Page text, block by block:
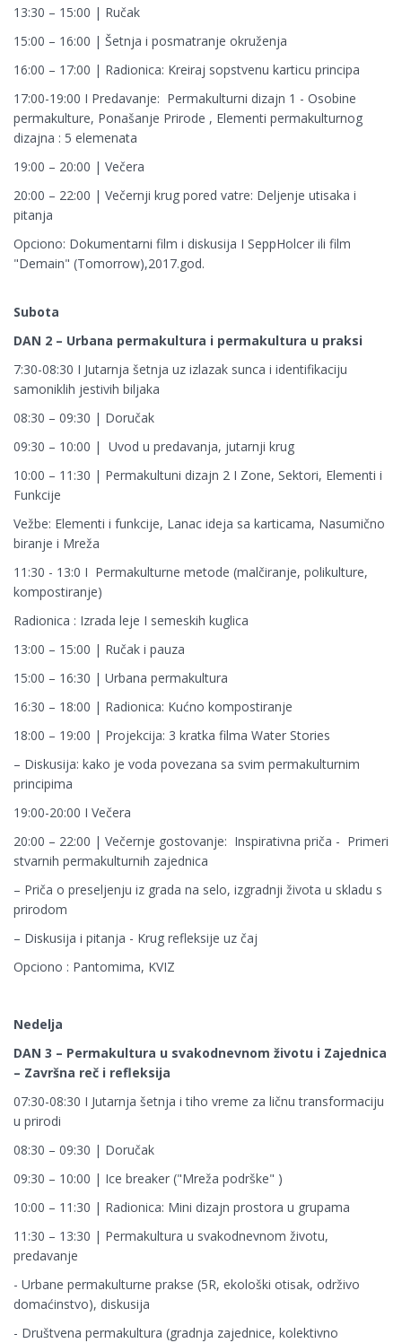
13:30 – 15:00 | Ručak
15:00 – 16:00 | Šetnja i posmatranje okruženja
16:00 – 17:00 | Radionica: Kreiraj sopstvenu karticu principa
17:00-19:00 I Predavanje: Permakulturni dizajn 1 - Osobine
permakulture, Ponašanje Prirode , Elementi permakulturnog
dizajna : 5 elemenata
19:00 – 20:00 | Večera
20:00 – 22:00 | Večernji krug pored vatre: Deljenje utisaka i
pitanja
Opciono: Dokumentarni film i diskusija I SeppHolcer ili film
"Demain" (Tomorrow),2017.god.
Subota
DAN 2 – Urbana permakultura i permakultura u praksi
7:30-08:30 I Jutarnja šetnja uz izlazak sunca i identifikaciju
samoniklih jestivih biljaka
08:30 – 09:30 | Doručak
09:30 – 10:00 | Uvod u predavanja, jutarnji krug
10:00 – 11:30 | Permakultuni dizajn 2 I Zone, Sektori, Elementi i
Funkcije
Vežbe: Elementi i funkcije, Lanac ideja sa karticama, Nasumično
biranje i Mreža
11:30 - 13:0 I Permakulturne metode (malčiranje, polikulture,
kompostiranje)
Radionica : Izrada leje I semeskih kuglica
13:00 – 15:00 | Ručak i pauza
15:00 – 16:30 | Urbana permakultura
16:30 – 18:00 | Radionica: Kućno kompostiranje
18:00 – 19:00 | Projekcija: 3 kratka filma Water Stories
– Diskusija: kako je voda povezana sa svim permakulturnim
principima
19:00-20:00 I Večera
20:00 – 22:00 | Večernje gostovanje: Inspirativna priča - Primeri
stvarnih permakulturnih zajednica
– Priča o preseljenju iz grada na selo, izgradnji života u skladu s
prirodom
– Diskusija i pitanja - Krug refleksije uz čaj
Opciono : Pantomima, KVIZ
Nedelja
DAN 3 – Permakultura u svakodnevnom životu i Zajednica
– Završna reč i refleksija
07:30-08:30 I Jutarnja šetnja i tiho vreme za ličnu transformaciju
u prirodi
08:30 – 09:30 | Doručak
09:30 – 10:00 | Ice breaker ("Mreža podrške" )
10:00 – 11:30 | Radionica: Mini dizajn prostora u grupama
11:30 – 13:30 | Permakultura u svakodnevnom životu,
predavanje
- Urbane permakulturne prakse (5R, ekološki otisak, održivo
domaćinstvo), diskusija
- Društvena permakultura (gradnja zajednice, kolektivno